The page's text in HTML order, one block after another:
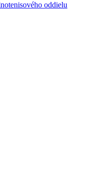
oddielu